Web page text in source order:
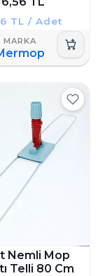
TL / Adet
Nemli Mop
Telli 80 Cm